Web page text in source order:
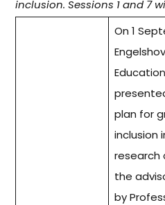
inclusion. Sessions 1 and 7
On 1
plan for
inclusion
research
the
by